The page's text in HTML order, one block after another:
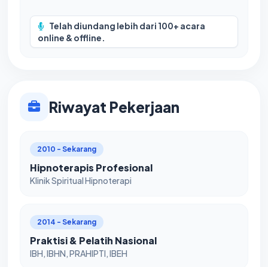
Telah diundang lebih dari 100+ acara
online & offline.
Riwayat Pekerjaan
2010 - Sekarang
Hipnoterapis Profesional
Klinik Spiritual Hipnoterapi
2014 - Sekarang
Praktisi & Pelatih Nasional
IBH, IBHN, PRAHIPTI, IBEH